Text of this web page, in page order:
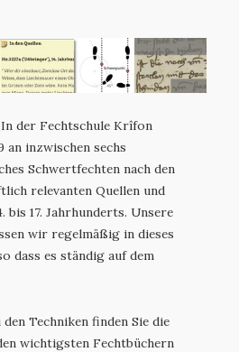
In der Fechtschule Krîfon
inzwischen sechs
Schwertfechten nach den
relevanten Quellen und
bis 17. Jahrhunderts. Unsere
wir regelmäßig in dieses
dass es ständig auf dem
den Techniken finden Sie die
wichtigsten Fechtbüchern